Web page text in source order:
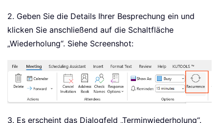
2. Geben Sie die Details Ihrer Besprechung ein und
klicken Sie anschließend auf die Schaltfläche
„Wiederholung“. Siehe Screenshot:
3. Es erscheint das Dialogfeld „Terminwiederholung“.